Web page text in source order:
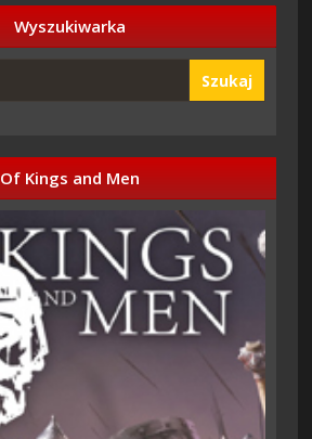
Wyszukiwarka
Szukaj
Of Kings and Men